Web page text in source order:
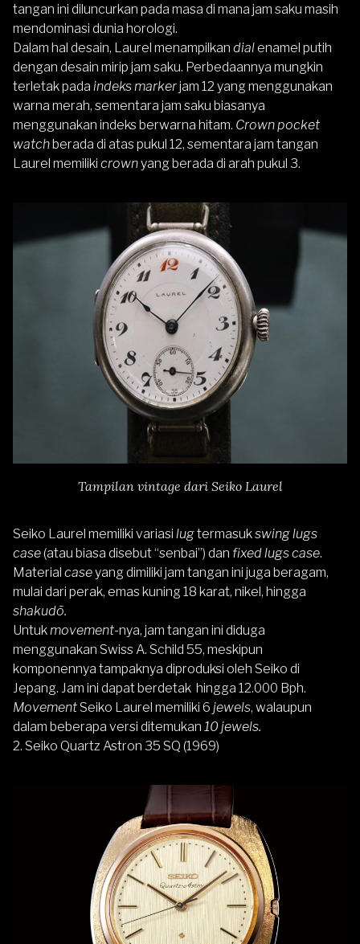
tangan ini diluncurkan pada masa di mana jam saku masih
mendominasi dunia horologi.
Dalam hal desain, Laurel menampilkan dialenamel putih
dengan desain mirip jam saku. Perbedaannya mungkin
terletak pada indeks markerjam 12 yang menggunakan
warna merah, sementara jam saku biasanya
menggunakan indeks berwarna hitam. Crown pocket
watchberada di atas pukul 12, sementara jam tangan
Laurel memiliki crownyang berada di arah pukul 3.
Tampilan vintage dari Seiko Laurel
Seiko Laurel memiliki variasi lugtermasukswing lugs
case(atau biasa disebut “senbai”) dan fixed lugs case.
Material caseyang dimiliki jam tangan ini juga beragam,
mulai dari perak, emas kuning 18 karat, nikel, hingga
shakudō.
Untukmovement-nya, jam tangan ini diduga
menggunakan Swiss A. Schild 55, meskipun
komponennya tampaknya diproduksi oleh Seiko di
Jepang. Jam ini dapat berdetak hingga 12.000 Bph.
Movement Seiko Laurel memiliki 6 jewels, walaupun
dalam beberapa versi ditemukan 10 jewels.
2. Seiko Quartz Astron 35 SQ (1969)